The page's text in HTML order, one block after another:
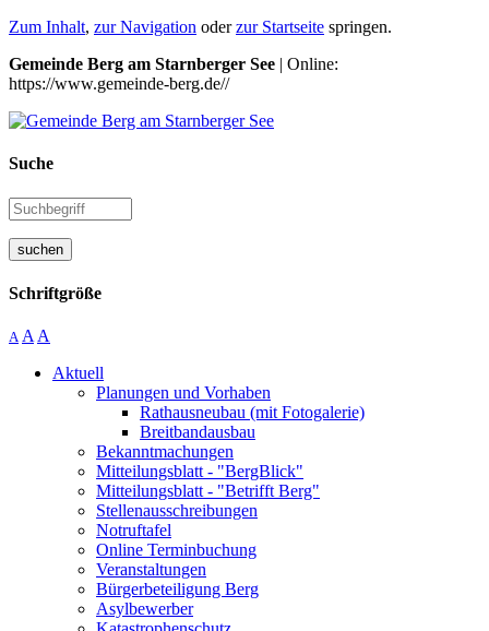
Zum Inhalt, zur Navigation oderzur Startseite springen.
Gemeinde Berg am Starnberger See | Online:
https://www.gemeinde-berg.de//
Suche
suchen
Schriftgröße
A A A
Aktuell
Planungen und Vorhaben
Rathausneubau (mit Fotogalerie)
Breitbandausbau
Bekanntmachungen
Mitteilungsblatt - "BergBlick"
Mitteilungsblatt - "Betrifft Berg"
Stellenausschreibungen
Notruftafel
Online Terminbuchung
Veranstaltungen
Bürgerbeteiligung Berg
Asylbewerber